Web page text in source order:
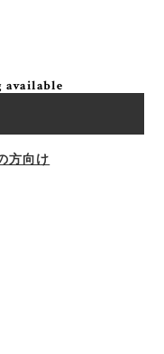
available
方向け